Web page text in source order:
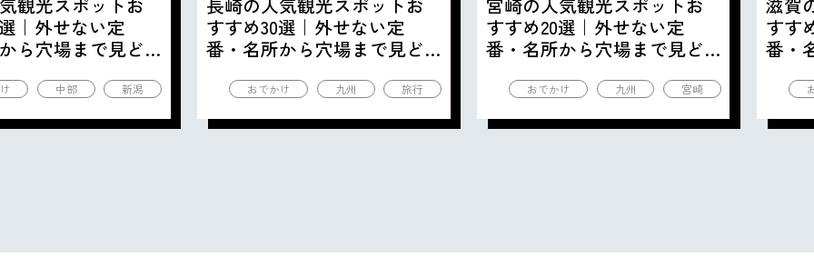
｜外せない定
ら穴場まで見ど
中部 新潟
すすめ30選｜外せない定
番・名所から穴場まで見ど
おでかけ 九州 旅行
すすめ20選｜外せない定
番・名所から穴場まで見ど
おでかけ 九州 宮崎
すす
番・